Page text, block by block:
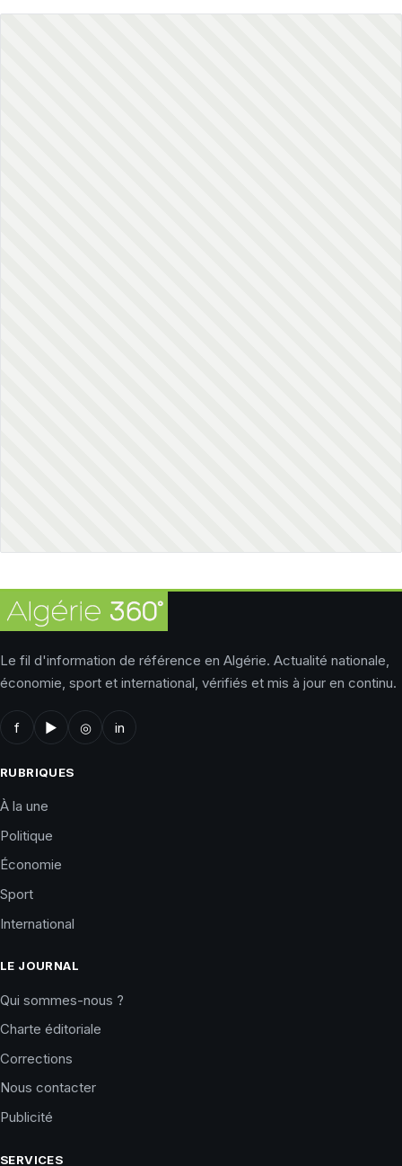
Le fil d'information de référence en Algérie. Actualité nationale,
économie, sport et international, vérifiés et mis à jour en continu.
f ▶ ◎ in
RUBRIQUES
À la une
Politique
Économie
Sport
International
LE JOURNAL
Qui sommes-nous ?
Charte éditoriale
Corrections
Nous contacter
Publicité
SERVICES